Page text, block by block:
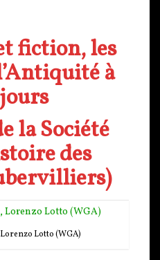
fiction, les
à
la Société
des
Lotto (WGA)